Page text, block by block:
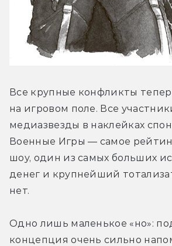
Все крупные конфликты
на игровом поле. Все
медиазвезды в наклейках
Военные Игры — самое
шоу, один из самых больших
денег и крупнейший
нет.
Одно лишь маленькое «но»:
концепция очень сильно